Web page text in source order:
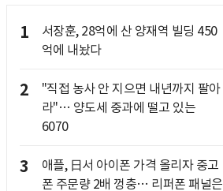
1
서장훈, 28억에 산 양재역 빌딩 450
억에 내놨다
2
"직접 농사 안 지으면 내년까지 팔아
라"… 양도세 중과에 떨고 있는
6070
3
애플, 日서 아이폰 가격 올리자 중고
폰 주문량 2배 껑충… 리퍼폰 패널은